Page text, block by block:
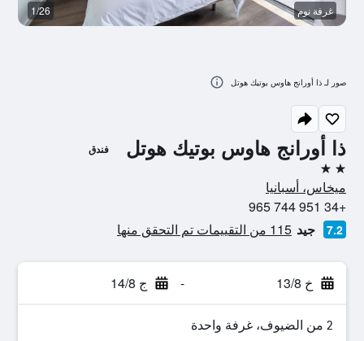
ذا أورانج هاوس بوتيك هوتل فندق
2 نجمتين
ميخاس، أسبانيا
+34 951 744 965
7.2 جيد 115 من التقييمات تم التحقق منها
خ 13/8 - ج 14/8
2 من الضيوف، غرفة واحدة
غرفة نوم 1/26
صور لـ ذا أورانج هاوس بوتيك هوتل